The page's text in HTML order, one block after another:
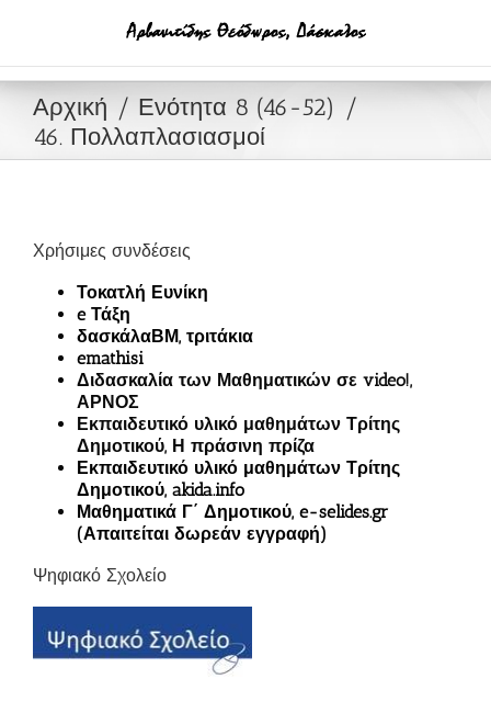
Αρχική
Ενότητα 8 (46-52)
46. Πολλαπλασιασμοί
Χρήσιμες συνδέσεις
Τοκατλή Ευνίκη
e Τάξη
δασκάλαΒΜ, τριτάκια
emathisi
Διδασκαλία των Μαθηματικών σε video!,
ΑΡΝΟΣ
Εκπαιδευτικό υλικό μαθημάτων Τρίτης
Δημοτικού, Η πράσινη πρίζα
Εκπαιδευτικό υλικό μαθημάτων Τρίτης
Δημοτικού, akida.info
Μαθηματικά Γ΄ Δημοτικού, e-selides.gr
(Απαιτείται δωρεάν εγγραφή)
Ψηφιακό Σχολείο